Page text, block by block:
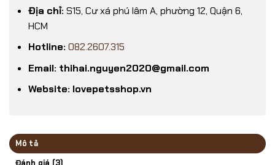
Địa chỉ: S15, Cư xá phú lâm A, phường 12, Quận 6,
HCM
Hotline: 082.2607.315
Email: thihai.nguyen2020@gmail.com
Website: lovepetsshop.vn
Mô tả